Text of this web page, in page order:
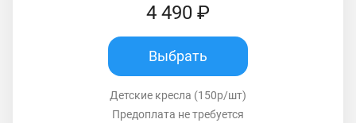
4 490 ₽
Выбрать
Детские кресла (150р/шт)
Предоплата не требуется